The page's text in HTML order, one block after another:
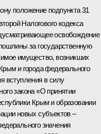
положение подпункта 31
Налогового кодекса
освобождение
за государственную
имущество, возникших
и города федерального
вступления в силу
закона «О принятии
Крым и образовании
новых субъектов –
значения